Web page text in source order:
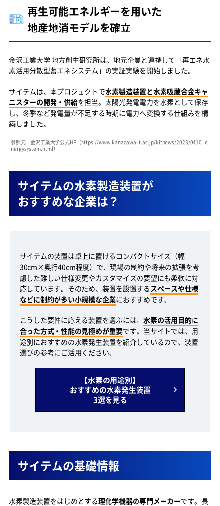
再生可能エネルギーを用いた
地産地消モデルを確立
金沢工業大学 地方創生研究所は、地元企業と連携して「再エネ水
素活用分散型蓄エネシステム」の実証実験を開始しました。
サイテムは、本プロジェクトで水素製造装置と水素吸蔵合金キャ
ニスターの開発・供給を担当。太陽光発電電力を水素として保存
し、冬季など発電量が不足する時期に電力へ変換する仕組みを構
築しました。
参照元：金沢工業大学公式HP（https://www.kanazawa-it.ac.jp/kitnews/2023/0410_e
nergysystem.html）
サイテムの水素製造装置が
おすすめな企業は？
サイテムの装置は卓上に置けるコンパクトサイズ（幅
30cm×奥行40cm程度）で、現場の制約や将来の拡張を考
慮した難しい仕様変更やカスタマイズの要望にも柔軟に対
応しています。そのため、装置を設置するスペースや仕様
などに制約が多い小規模な企業におすすめです。
こうした要件に応える装置を選ぶには、 水素の活用目的に
合った方式・性能の見極めが重要です。当サイトでは、用
途別におすすめの水素発生装置を紹介しているので、装置
選びの参考にご活用ください。
【水素の用途別】
おすすめの水素発生装置
3選を見る
サイテムの基礎情報
水素製造装置をはじめとする理化学機器の専門メーカーです。長